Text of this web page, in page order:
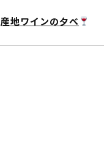
産地ワインの夕べ